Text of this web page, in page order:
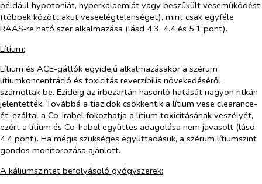
például hypotoniát, hyperkalaemiát vagy beszűkült veseműködést
(többek között akut veseelégtelenséget), mint csak egyféle
RAAS‑re ható szer alkalmazása (lásd 4.3, 4.4 és 5.1 pont).
Lítium:
Lítium és ACE-gátlók egyidejű alkalmazásakor a szérum
lítiumkoncentráció és toxicitás reverzíbilis növekedéséről
számoltak be. Ezideig az irbezartán hasonló hatását nagyon ritkán
jelentették. Továbbá a tiazidok csökkentik a lítium vese clearance-
ét, ezáltal a Co-Irabel fokozhatja a lítium toxicitásának veszélyét,
ezért a lítium és Co-Irabel együttes adagolása nem javasolt (lásd
4.4 pont). Ha mégis szükséges együttadásuk, a szérum lítiumszint
gondos monitorozása ajánlott.
A káliumszintet befolyásoló gyógyszerek: